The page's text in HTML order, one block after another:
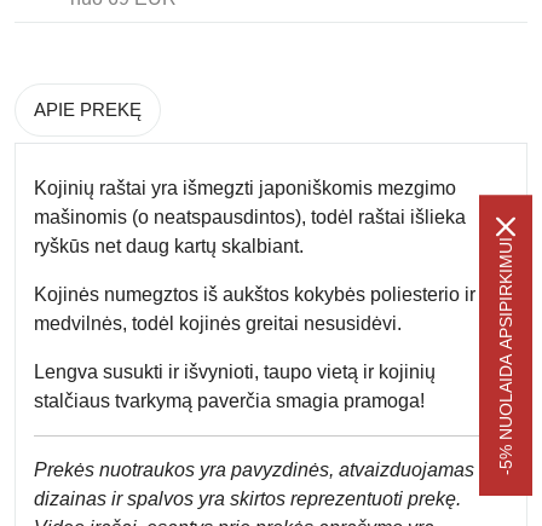
APIE PREKĘ
Kojinių raštai yra išmegzti japoniškomis mezgimo
mašinomis (o neatspausdintos), todėl raštai išlieka
ryškūs net daug kartų skalbiant.
Kojinės numegztos iš aukštos kokybės poliesterio ir
medvilnės, todėl kojinės greitai nesusidėvi.
Lengva susukti ir išvynioti, taupo vietą ir kojinių
stalčiaus tvarkymą paverčia smagia pramoga!
Prekės nuotraukos yra pavyzdinės, atvaizduojamas
dizainas ir spalvos yra skirtos reprezentuoti prekę.
-5% NUOLAIDA APSIPIRKIMUI